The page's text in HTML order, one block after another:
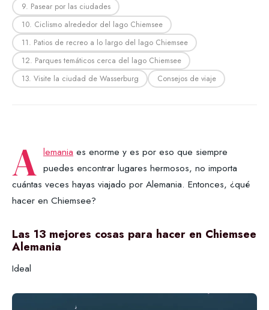
9. Pasear por las ciudades
10. Ciclismo alrededor del lago Chiemsee
11. Patios de recreo a lo largo del lago Chiemsee
12. Parques temáticos cerca del lago Chiemsee
13. Visite la ciudad de Wasserburg
Consejos de viaje
A lemania es enorme y es por eso que siempre
puedes encontrar lugares hermosos, no importa
cuántas veces hayas viajado por Alemania. Entonces, ¿qué
hacer en Chiemsee?
Las 13 mejores cosas para hacer en Chiemsee
Alemania
Ideal